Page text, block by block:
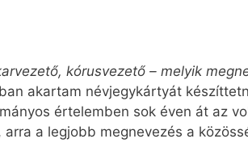
kórusvezető – melyik
akartam névjegykártyát
értelemben sok éven át az
arra a legjobb megnevezés a